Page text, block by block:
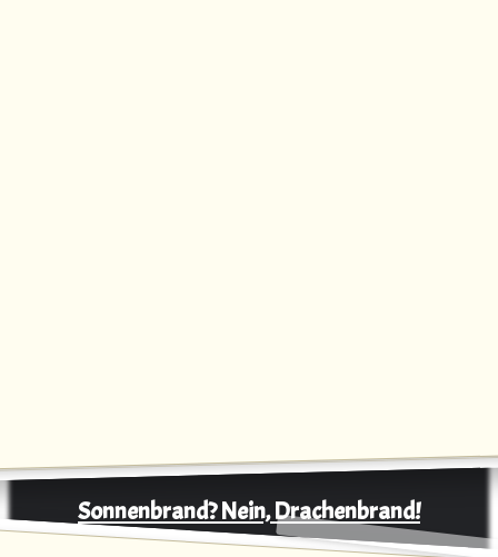
Sonnenbrand? Nein, Drachenbrand!